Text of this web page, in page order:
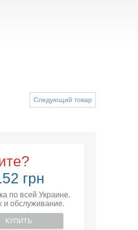
Следующий товар
грн
по всей Украине.
и обслуживание.
КУПИТЬ